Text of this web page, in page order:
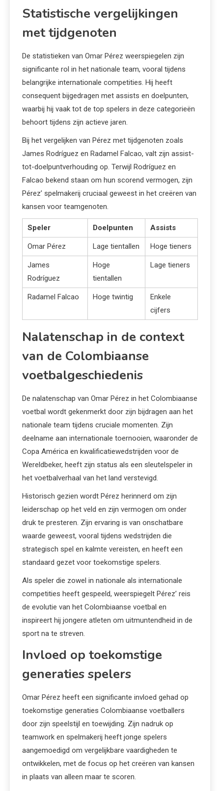
Statistische vergelijkingen
met tijdgenoten
De statistieken van Omar Pérez weerspiegelen zijn
significante rol in het nationale team, vooral tijdens
belangrijke internationale competities. Hij heeft
consequent bijgedragen met assists en doelpunten,
waarbij hij vaak tot de top spelers in deze categorieën
behoort tijdens zijn actieve jaren.
Bij het vergelijken van Pérez met tijdgenoten zoals
James Rodríguez en Radamel Falcao, valt zijn assist-
tot-doelpuntverhouding op. Terwijl Rodríguez en
Falcao bekend staan om hun scorend vermogen, zijn
Pérez’ spelmakerij cruciaal geweest in het creëren van
kansen voor teamgenoten.
Speler Doelpunten Assists
Omar Pérez Lage tientallen Hoge tieners
James
Rodríguez
Hoge
tientallen
Lage tieners
Radamel Falcao Hoge twintig
Enkele
cijfers
Nalatenschap in de context
van de Colombiaanse
voetbalgeschiedenis
De nalatenschap van Omar Pérez in het Colombiaanse
voetbal wordt gekenmerkt door zijn bijdragen aan het
nationale team tijdens cruciale momenten. Zijn
deelname aan internationale toernooien, waaronder de
Copa América en kwalificatiewedstrijden voor de
Wereldbeker, heeft zijn status als een sleutelspeler in
het voetbalverhaal van het land verstevigd.
Historisch gezien wordt Pérez herinnerd om zijn
leiderschap op het veld en zijn vermogen om onder
druk te presteren. Zijn ervaring is van onschatbare
waarde geweest, vooral tijdens wedstrijden die
strategisch spel en kalmte vereisten, en heeft een
standaard gezet voor toekomstige spelers.
Als speler die zowel in nationale als internationale
competities heeft gespeeld, weerspiegelt Pérez’ reis
de evolutie van het Colombiaanse voetbal en
inspireert hij jongere atleten om uitmuntendheid in de
sport na te streven.
Invloed op toekomstige
generaties spelers
Omar Pérez heeft een significante invloed gehad op
toekomstige generaties Colombiaanse voetballers
door zijn speelstijl en toewijding. Zijn nadruk op
teamwork en spelmakerij heeft jonge spelers
aangemoedigd om vergelijkbare vaardigheden te
ontwikkelen, met de focus op het creëren van kansen
in plaats van alleen maar te scoren.